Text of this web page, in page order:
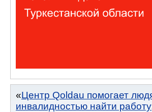
Центр Qoldau помогает
инвалидностью найти работу